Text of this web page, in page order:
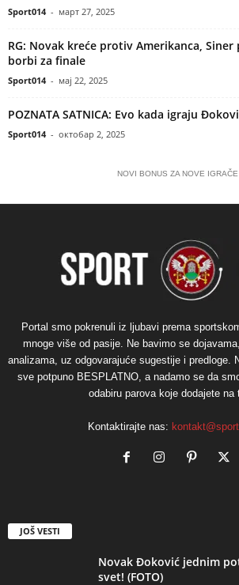
Sport014 - март 27, 2025
RG: Novak kreće protiv Amerikanca,
borbi za finale
Sport014 - мај 22, 2025
POZNATA SATNICA: Evo kada igraju
Sport014 - октобар 2, 2025
NOVI BONUS ZA NOVE IGRAČE
Portal smo pokrenuli iz ljubavi prema
mnoge više od pasije. Ne bavimo se
analizama, uz odgovarajuće sugestije i predloge.
sve potpuno BESPLATNO, a nadamo se da
odabiru parova koje dodajete na
Kontaktirajte nas:
JOŠ VESTI
Novak Đoković jednim
svet! (FOTO)